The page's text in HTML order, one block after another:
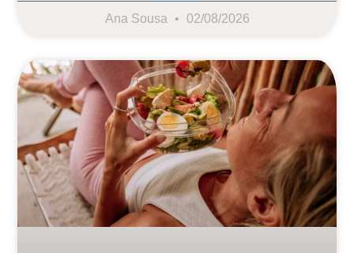
Ana Sousa 02/08/2026